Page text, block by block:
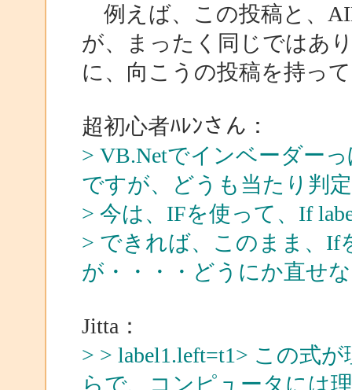
例えば、この投稿と、
が、まったく同じではあ
に、向こうの投稿を持っ
超初心者ﾊﾚﾝさん：
> VB.Netでインベーダー
ですが、どうも当たり判
> 今は、IFを使って、If
> できれば、このまま、If
が・・・・どうにか直せ
Jitta：
> > label1.left=t1> この式
らで、コンピュータには